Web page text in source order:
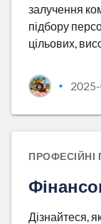
залучення
підбору
цільових,
•
ПРОФЕСІЙНІ
Дізнайтеся,